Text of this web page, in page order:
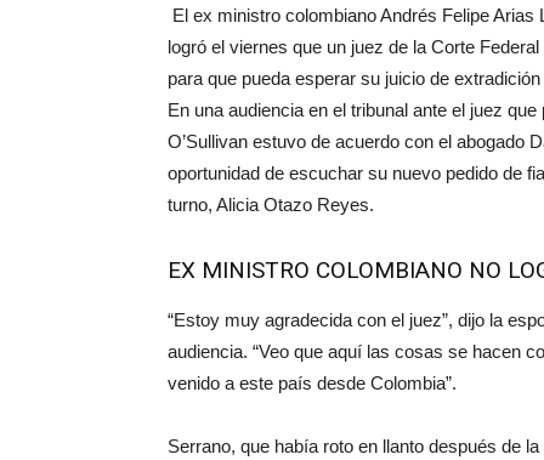
El ex ministro colombiano Andrés Felipe
logró el viernes que un juez de la Corte
para que pueda esperar su juicio de
En una audiencia en el tribunal ante el juez
O’Sullivan estuvo de acuerdo con el abogado
oportunidad de escuchar su nuevo pedido de
turno, Alicia Otazo Reyes.
EX MINISTRO COLOMBIANO NO
“Estoy muy agradecida con el juez”, dijo la
audiencia. “Veo que aquí las cosas se hacen
venido a este país desde Colombia”.
Serrano, que había roto en llanto después de